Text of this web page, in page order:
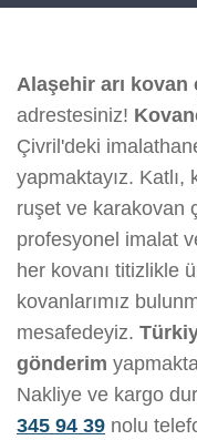
Alaşehir arı kovan
adrestesiniz!
Çivril'deki
yapmaktayız. Katlı,
ruşet ve karakovan
profesyonel imalat
her kovanı titizlikle
kovanlarımız
mesafedeyiz.
gönderim
Nakliye ve kargo
345 94 39 nolu